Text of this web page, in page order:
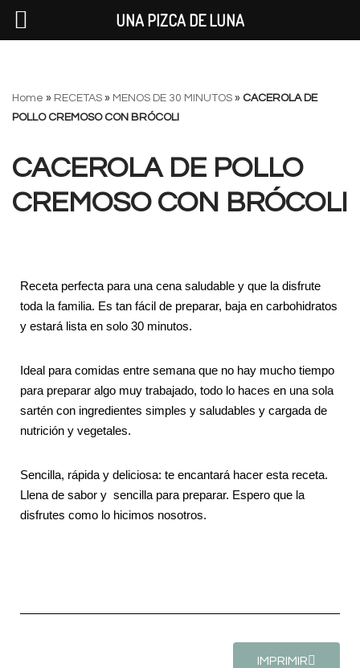
al
contenido
Home » RECETAS » MENOS DE 30 MINUTOS » CACEROLA DE
POLLO CREMOSO CON BRÓCOLI
CACEROLA DE POLLO
CREMOSO CON BRÓCOLI
Receta perfecta para una cena saludable y que la disfrute
toda la familia. Es tan fácil de preparar, baja en carbohidratos
y estará lista en solo 30 minutos.
Ideal para comidas entre semana que no hay mucho tiempo
para preparar algo muy trabajado, todo lo haces en una sola
sartén con ingredientes simples y saludables y cargada de
nutrición y vegetales.
Sencilla, rápida y deliciosa: te encantará hacer esta receta.
Llena de sabor y sencilla para preparar. Espero que la
disfrutes como lo hicimos nosotros.
IMPRIMIR
UNA PIZCA DE LUNA